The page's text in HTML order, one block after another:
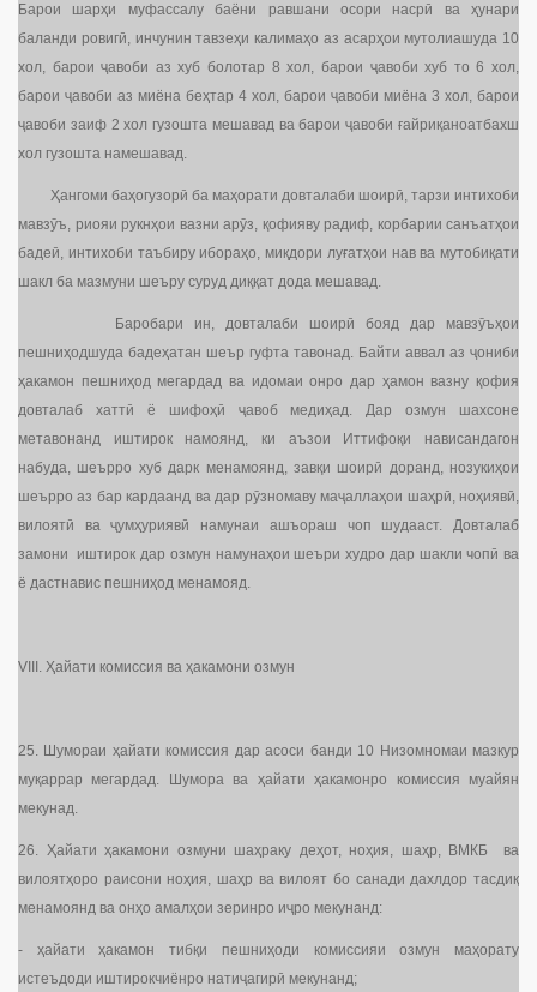
Барои шарҳи муфассалу баёни равшани осори насрӣ ва ҳунари
баланди ровигӣ, инчунин тавзеҳи калимаҳо аз асарҳои мутолиашуда 10
хол, барои ҷавоби аз хуб болотар 8 хол, барои ҷавоби хуб то 6 хол,
барои ҷавоби аз миёна беҳтар 4 хол, барои ҷавоби миёна 3 хол, барои
ҷавоби заиф 2 хол гузошта мешавад ва барои ҷавоби ғайриқаноатбахш
хол гузошта намешавад.
Ҳангоми баҳогузорӣ ба маҳорати довталаби шоирӣ, тарзи интихоби
мавзӯъ, риояи рукнҳои вазни арӯз, қофияву радиф, корбарии санъатҳои
бадеӣ, интихоби таъбиру ибораҳо, миқдори луғатҳои нав ва мутобиқати
шакл ба мазмуни шеъру суруд диққат дода мешавад.
Баробари ин, довталаби шоирӣ бояд дар мавзӯъҳои
пешниҳодшуда бадеҳатан шеър гуфта тавонад. Байти аввал аз ҷониби
ҳакамон пешниҳод мегардад ва идомаи онро дар ҳамон вазну қофия
довталаб хаттӣ ё шифоҳӣ ҷавоб медиҳад. Дар озмун шахсоне
метавонанд иштирок намоянд, ки аъзои Иттифоқи нависандагон
набуда, шеърро хуб дарк менамоянд, завқи шоирӣ доранд, нозукиҳои
шеърро аз бар кардаанд ва дар рӯзномаву маҷаллаҳои шаҳрӣ, ноҳиявӣ,
вилоятӣ ва ҷумҳуриявӣ намунаи ашъораш чоп шудааст. Довталаб
замони иштирок дар озмун намунаҳои шеъри худро дар шакли чопӣ ва
ё дастнавис пешниҳод менамояд.
VIII. Ҳайати комиссия ва ҳакамони озмун
25. Шумораи ҳайати комиссия дар асоси банди 10 Низомномаи мазкур
муқаррар мегардад. Шумора ва ҳайати ҳакамонро комиссия муайян
мекунад.
26. Ҳайати ҳакамони озмуни шаҳраку деҳот, ноҳия, шаҳр, ВМКБ ва
вилоятҳоро раисони ноҳия, шаҳр ва вилоят бо санади дахлдор тасдиқ
менамоянд ва онҳо амалҳои зеринро иҷро мекунанд:
- ҳайати ҳакамон тибқи пешниҳоди комиссияи озмун маҳорату
истеъдоди иштирокчиёнро натиҷагирӣ мекунанд;